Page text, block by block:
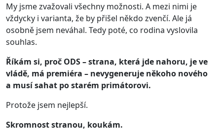
My jsme zvažovali všechny možnosti. A mezi nimi je
vždycky i varianta, že by přišel někdo zvenčí. Ale já
osobně jsem neváhal. Tedy poté, co rodina vyslovila
souhlas.
Říkám si, proč ODS – strana, která jde nahoru, je ve
vládě, má premiéra – nevygeneruje někoho nového
a musí sahat po starém primátorovi.
Protože jsem nejlepší.
Skromnost stranou, koukám.